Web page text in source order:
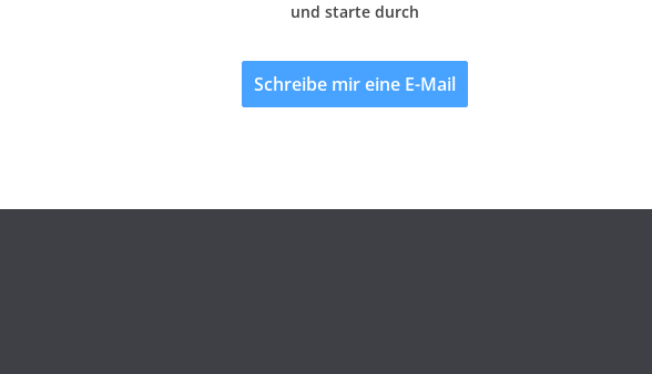
und starte durch
Schreibe mir eine E-Mail